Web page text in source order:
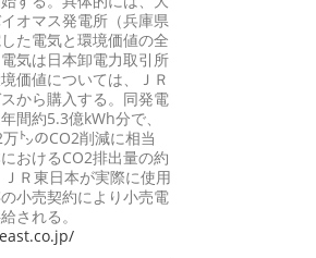
オマス発電所（兵庫県
た電気と環境価値の全
気は日本卸電力取引所
価値については、ＪＲ
から購入する。同発電
間約5.3億kWh分で、
㌧のCO2削減に相当
おけるCO2排出量の約
Ｒ東日本が実際に使用
小売契約により小売電
される。